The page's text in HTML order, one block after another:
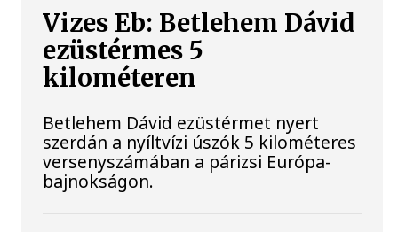
Vizes Eb: Betlehem Dávid
ezüstérmes 5
kilométeren
Betlehem Dávid ezüstérmet nyert
szerdán a nyíltvízi úszók 5 kilométeres
versenyszámában a párizsi Európa-
bajnokságon.